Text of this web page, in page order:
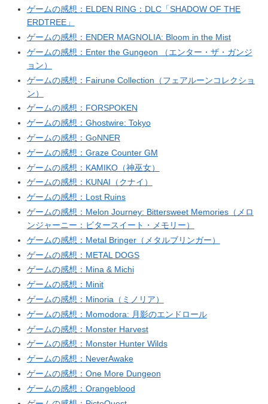
ゲームの感想：ELDEN RING：DLC「SHADOW OF THE
ERDTREE」
ゲームの感想：ENDER MAGNOLIA: Bloom in the Mist
ゲームの感想：Enter the Gungeon （エンター・ザ・ガンジ
ョン）
ゲームの感想：Fairune Collection（フェアルーンコレクショ
ン）
ゲームの感想：FORSPOKEN
ゲームの感想：Ghostwire: Tokyo
ゲームの感想：GoNNER
ゲームの感想：Graze Counter GM
ゲームの感想：KAMIKO（神巫女）
ゲームの感想：KUNAI（クナイ）
ゲームの感想：Lost Ruins
ゲームの感想：Melon Journey: Bittersweet Memories（メロ
ンジャーニー：ビタースイート・メモリー）
ゲームの感想：Metal Bringer（メタルブリンガー）
ゲームの感想：METAL DOGS
ゲームの感想：Mina & Michi
ゲームの感想：Minit
ゲームの感想：Minoria（ミノリア）
ゲームの感想：Momodora: 月影のエンドロール
ゲームの感想：Monster Harvest
ゲームの感想：Monster Hunter Wilds
ゲームの感想：NeverAwake
ゲームの感想：One More Dungeon
ゲームの感想：Orangeblood